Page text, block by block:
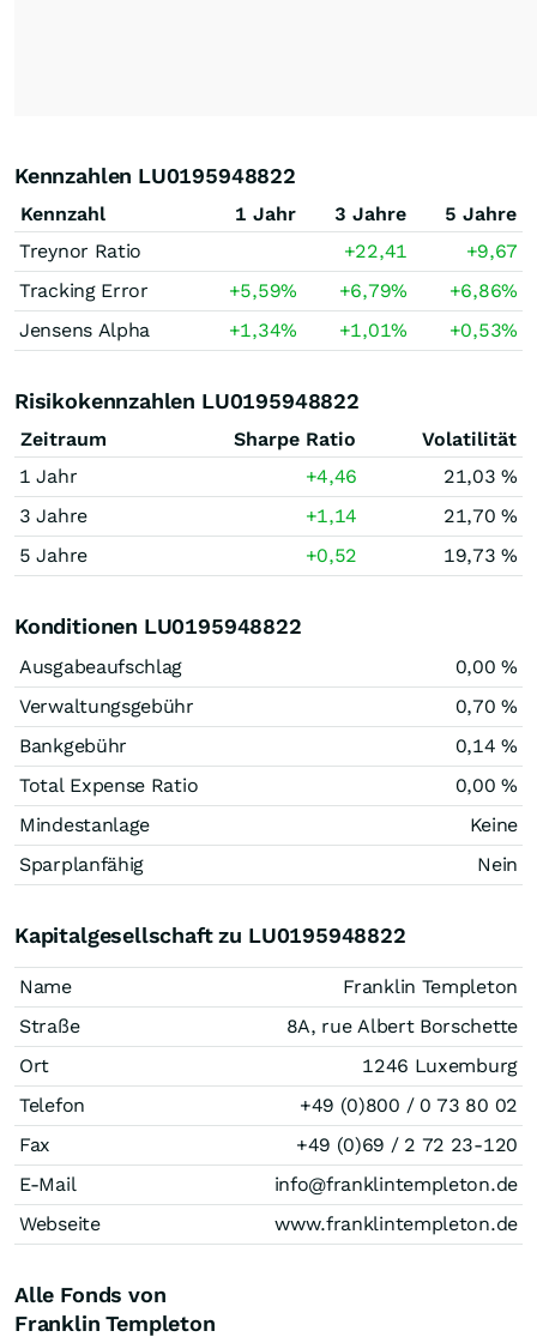
Kennzahlen LU0195948822
Kennzahl 1 Jahr 3 Jahre
5 Jahre
Treynor Ratio
+22,41
+9,67
Tracking Error
+5,59% +6,79% +6,86%
Jensens Alpha
+1,34% +1,01% +0,53%
Risikokennzahlen LU0195948822
Zeitraum Sharpe Ratio
Volatilität
1 Jahr
+4,46
21,03 %
3 Jahre
+1,14
21,70 %
5 Jahre
+0,52 19,73 %
Konditionen LU0195948822
Ausgabeaufschlag
0,00 %
Verwaltungsgebühr
0,70 %
Bankgebühr
0,14 %
Total Expense Ratio
0,00 %
Mindestanlage
Keine
Sparplanfähig
Nein
Kapitalgesellschaft zu LU0195948822
Name
Franklin Templeton
Straße
8A, rue Albert Borschette
Ort
1246 Luxemburg
Telefon
+49 (0)800 / 0 73 80 02
Fax
+49 (0)69 / 2 72 23-120
E-Mail
info@franklintempleton.de
Webseite
www.franklintempleton.de
Alle Fonds von
Franklin Templeton